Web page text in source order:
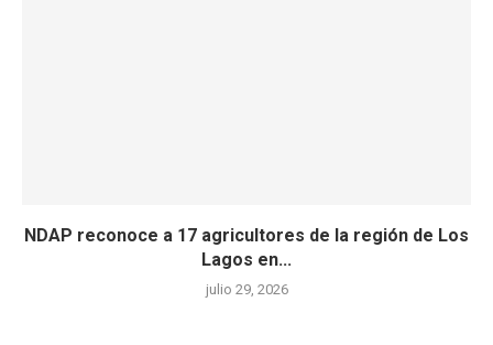
NDAP reconoce a 17 agricultores de la región de Los
Lagos en...
julio 29, 2026